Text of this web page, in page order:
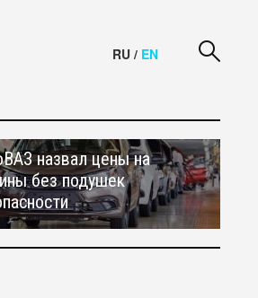
RU / EN
назвал цены на
без подушек